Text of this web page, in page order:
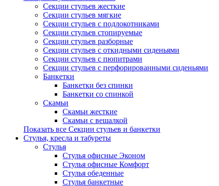
Секции стульев жесткие
Секции стульев мягкие
Секции стульев с подлокотниками
Секции стульев стопируемые
Секции стульев разборные
Секции стульев с откидными сиденьями
Секции стульев с пюпитрами
Секции стульев с перфорированными сиденьями
Банкетки
Банкетки без спинки
Банкетки со спинкой
Скамьи
Скамьи жесткие
Скамьи с вешалкой
Показать все Секции стульев и банкетки
Стулья, кресла и табуреты
Стулья
Стулья офисные Эконом
Стулья офисные Комфорт
Стулья обеденные
Стулья банкетные